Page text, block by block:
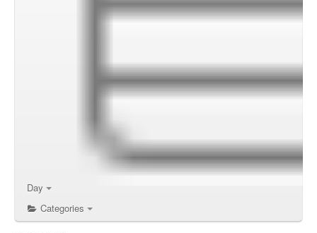
Day
Categories
02:00
03:00